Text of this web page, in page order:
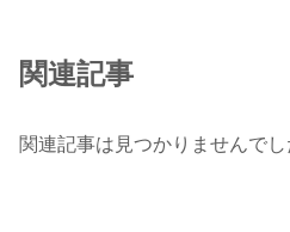
関連記事
関連記事は見つかりませんでし